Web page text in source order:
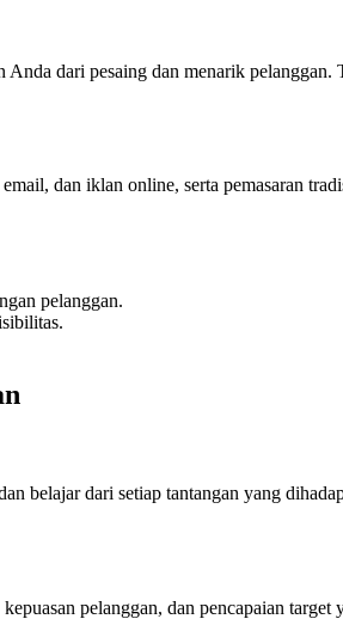
dari pesaing dan menarik pelanggan.
dan iklan online, serta pemasaran
pelanggan.
belajar dari setiap tantangan yang
pelanggan, dan pencapaian target